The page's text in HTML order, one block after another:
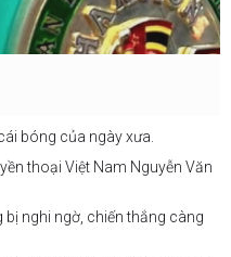
bóng của ngày xưa.
thoại Việt Nam Nguyễn Văn
nghi ngờ, chiến thắng càng